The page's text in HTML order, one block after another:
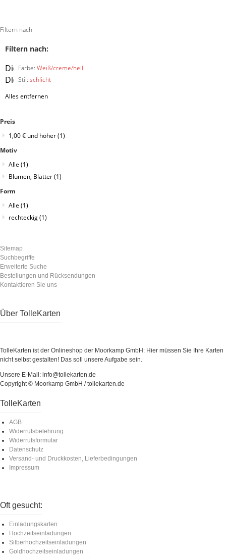
Filtern nach
Filtern nach:
Farbe: Weiß/creme/hell
Diesen
Artikel
entfernen
Stil: schlicht
Diesen
entfernen
Alles entfernen
Preis
1,00 € und höher(1)
Motiv
Alle (1)
Blumen, Blätter(1)
Form
Alle (1)
rechteckig(1)
Sitemap
Suchbegriffe
Erweiterte Suche
Bestellungen und Rücksendungen
Kontaktieren Sie uns
Über TolleKarten
TolleKarten ist der Onlineshop der Moorkamp GmbH: Hier müssen Sie Ihre Karten
nicht selbst gestalten! Das soll unsere Aufgabe sein.
Unsere E-Mail: info@tollekarten.de
Copyright © Moorkamp GmbH / tollekarten.de
TolleKarten
AGB
Widerrufsbelehrung
Widerrufsformular
Datenschutz
Versand- und Druckkosten, Lieferbedingungen
Impressum
Oft gesucht:
Einladungskarten
Hochzeitseinladungen
Silberhochzeitseinladungen
Goldhochzeitseinladungen